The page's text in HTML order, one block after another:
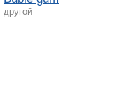
другой